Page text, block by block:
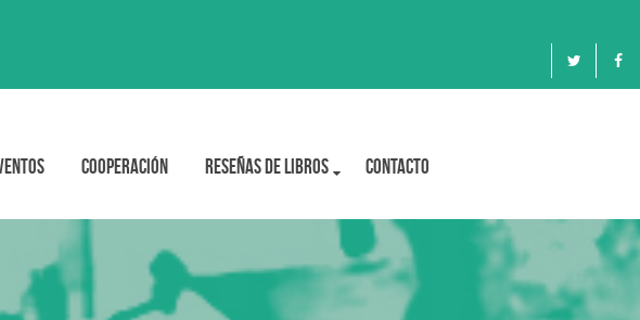
Cooperación Reseñas de libros Contacto